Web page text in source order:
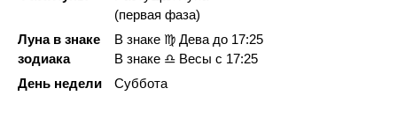
(первая фаза)
Луна в знаке
зодиака
В знаке ♍ Дева до 17:25
В знаке ♎ Весы с 17:25
День недели
Суббота